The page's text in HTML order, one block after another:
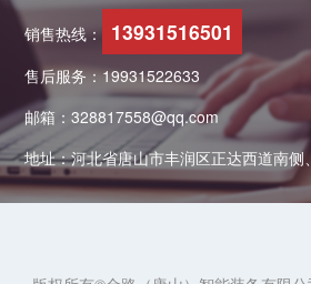
销售热线： 13931516501
售后服务：19931522633
邮箱：328817558@qq.com
地址：河北省唐山市丰润区正达西道南侧